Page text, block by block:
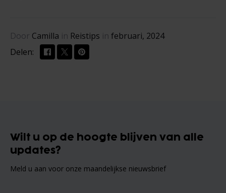
Door Camilla in Reistips in februari, 2024
Delen:
Wilt u op de hoogte blijven van alle
updates?
Meld u aan voor onze maandelijkse nieuwsbrief